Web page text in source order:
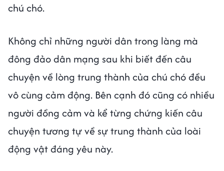
chú chó.
Không chỉ những người dân trong làng mà
đông đảo dân mạng sau khi biết đến câu
chuyện về lòng trung thành của chú chó đều
vô cùng cảm động. Bên cạnh đó cũng có nhiều
người đồng cảm và kể từng chứng kiến câu
chuyện tương tự về sự trung thành của loài
động vật đáng yêu này.